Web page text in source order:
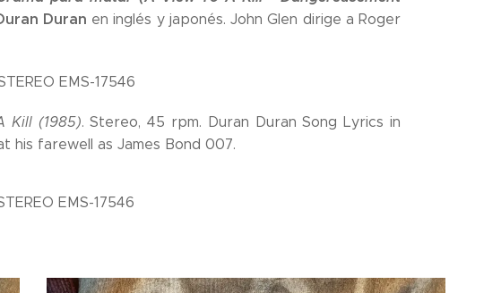
Duran en inglés y japonés. John Glen dirige a Roger
EMS-17546
Kill (1985). Stereo, 45 rpm. Duran Duran Song Lyrics in
his farewell as James Bond 007.
EMS-17546